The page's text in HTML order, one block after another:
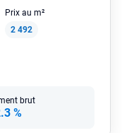
Prix au m²
2 492
brut
%